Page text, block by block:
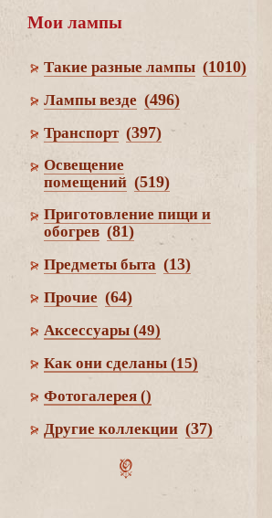
Мои лампы
Такие разные лампы (1010)
Лампы везде (496)
Транспорт (397)
Освещение
помещений (519)
Приготовление пищи и
обогре (81)
Предметы быта (13)
Прочие (64)
Аксессуары (49)
Как они сделаны (15)
Фотогалерея ()
Другие коллекции (37)